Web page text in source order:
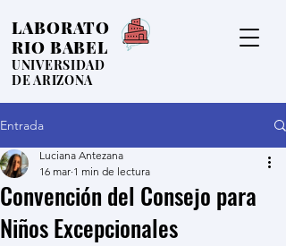
LABORATO
RIO BABEL
UNIVERSIDAD
DE ARIZONA
Entrada
Convención del Consejo para
Niños Excepcionales
Luciana Antezana
16 mar 1 min de lectura